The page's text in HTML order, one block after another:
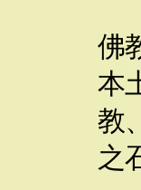
佛
本
教
之